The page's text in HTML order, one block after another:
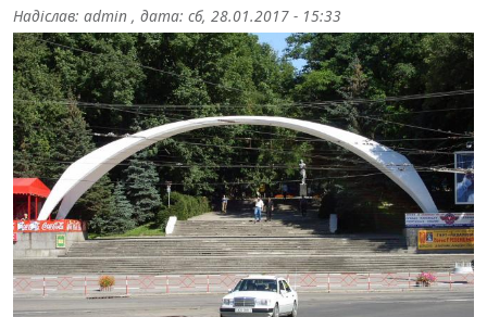
Надіслав: admin , дата: сб, 28.01.2017 - 15:33